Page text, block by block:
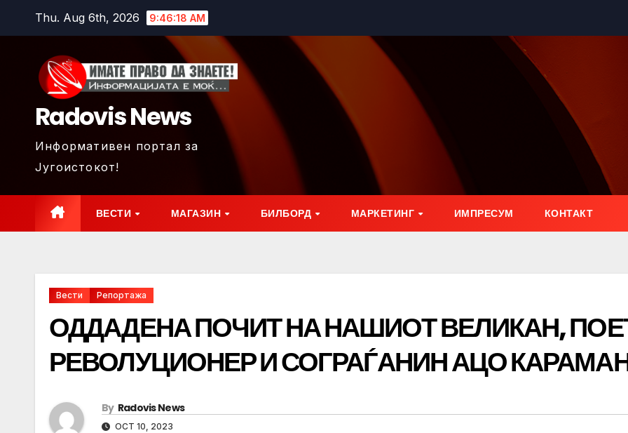
Thu. Aug 6th, 2026 9:46:20 AM
Radovis News
Информативен портал за
Југоистокот!
ВЕСТИ МАГАЗИН БИЛБОРД МАРКЕТИНГ ИМПРЕСУМ КОНТАКТ
Вести Репортажа
ОДДАДЕНА ПОЧИТ НА НАШИОТ ВЕЛИКАН,
РЕВОЛУЦИОНЕР И СОГРАЃАНИН АЦО
By Radovis News
OCT 10, 2023